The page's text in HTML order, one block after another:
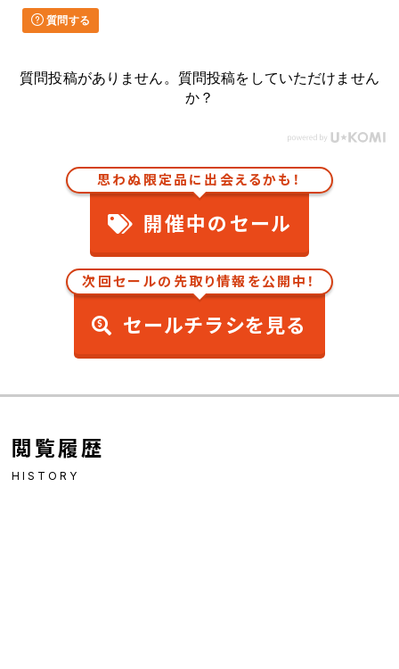
質問する
質問投稿がありません。質問投稿をしていただけません
か？
思わぬ限定品に出会えるかも！
開催中のセール
次回セールの先取り情報を公開中！
セールチラシを見る
閲覧履歴
HISTORY